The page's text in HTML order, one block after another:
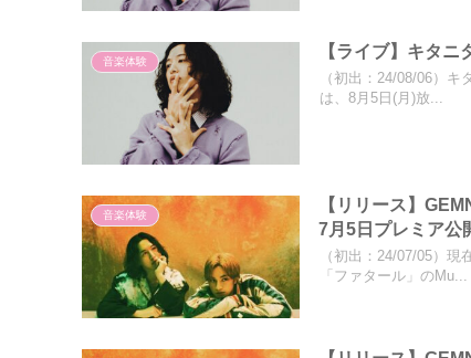
音楽体験
【ライブ】キタ
（初出：24/08/06）
は、8月5日(月)放...
音楽体験
【リリース】
7月5日プレミア公
（初出：24/07/05）
「ファタール」のMu...